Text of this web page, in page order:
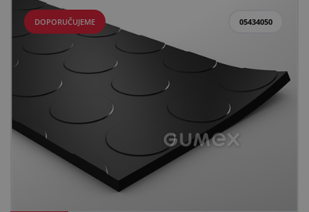
Dopravníkové pásy a montáž
Zlepšení pracovního prostředí
Další pryžové a plastové výrobky
Centrum poptávek
Vše o nákupu
05434050
DOPORUČUJEME